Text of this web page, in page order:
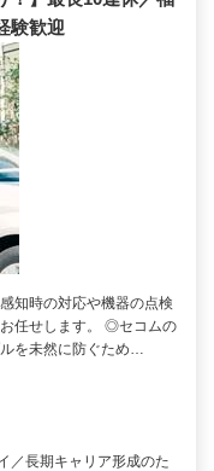
験歓迎
知時の対応や機器の点検
任せします。 ◎セコムの
を未然に防ぐため…
／長期キャリア形成のた